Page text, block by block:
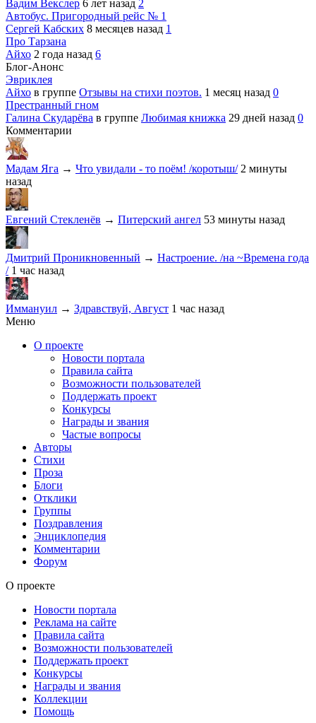
Вадим Векслер 6 лет назад 2
Автобус. Пригородный рейс № 1
Сергей Кабских 8 месяцев назад 1
Про Тарзана
Айхо 2 года назад 6
Блог-Анонс
Эвриклея
Айхо в группе Отзывы на стихи поэтов. 1 месяц назад 0
Престранный гном
Галина Скударёва в группе Любимая книжка 29 дней назад 0
Комментарии
Мадам Яга → Что увидали - то поём! /коротыш/ 2 минуты
назад
Евгений Стекленёв → Питерский ангел 53 минуты назад
Дмитрий Проникновенный → Настроение. /на ~Времена года
/ 1 час назад
Иммануил → Здравствуй, Август 1 час назад
Меню
О проекте
Новости портала
Правила сайта
Возможности пользователей
Поддержать проект
Конкурсы
Награды и звания
Частые вопросы
Авторы
Стихи
Проза
Блоги
Отклики
Группы
Поздравления
Энциклопедия
Комментарии
Форум
О проекте
Новости портала
Реклама на сайте
Правила сайта
Возможности пользователей
Поддержать проект
Конкурсы
Награды и звания
Коллекции
Помощь